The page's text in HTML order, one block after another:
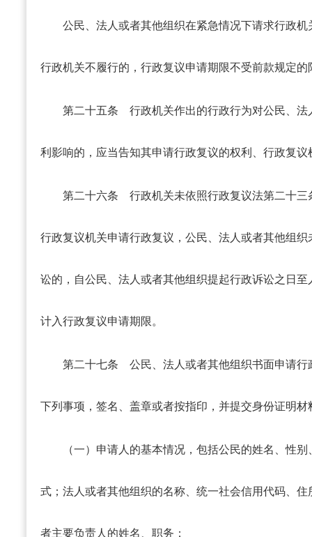
公民、法人或者其他组织在紧急情况下请求行政
行政机关不履行的，行政复议申请期限不受前款规定的
第二十五条 行政机关作出的行政行为对公民、法
利影响的，应当告知其申请行政复议的权利、行政复
第二十六条 行政机关未依照行政复议法第二十三
行政复议机关申请行政复议，公民、法人或者其他组
讼的，自公民、法人或者其他组织提起行政诉讼之日
计入行政复议申请期限。
第二十七条 公民、法人或者其他组织书面申请行
下列事项，签名、盖章或者按指印，并提交身份证明材
（一）申请人的基本情况，包括公民的姓名、性
式；法人或者其他组织的名称、统一社会信用代码、
者主要负责人的姓名、职务；